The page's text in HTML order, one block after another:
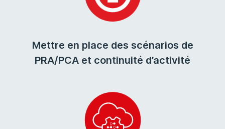
Mettre en place des scénarios de
PRA/PCA et continuité d’activité